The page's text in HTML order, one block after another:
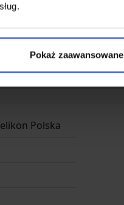
Pokaż zaawansowane
Polska